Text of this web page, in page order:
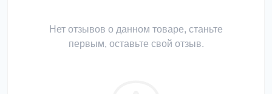
Нет отзывов о данном товаре, станьте
первым, оставьте свой отзыв.